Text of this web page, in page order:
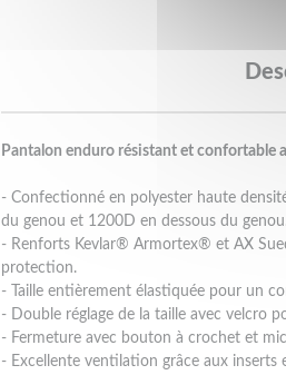
Pantalon enduro résistant et confortable
- Confectionné en polyester haute
du genou et 1200D en dessous du
- Renforts Kevlar® Armortex® et AX
protection.
- Taille entièrement élastiquée pour un
- Double réglage de la taille avec velcro
- Fermeture avec bouton à crochet et
- Excellente ventilation grâce aux inserts